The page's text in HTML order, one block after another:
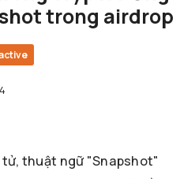
trong airdrop
thuật ngữ "Snapshot"